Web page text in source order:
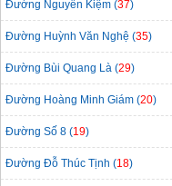
Đường Nguyễn Kiệm (37)
Đường Huỳnh Văn Nghệ (35)
Đường Bùi Quang Là (29)
Đường Hoàng Minh Giám (20)
Đường Số 8 (19)
Đường Đỗ Thúc Tịnh (18)